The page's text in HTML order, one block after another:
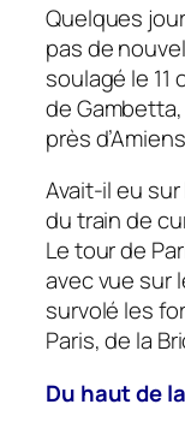
Quelques
pas de
soulagé le
de
près
Avait-il eu
du train de
Le tour de
avec vue sur
survolé les
Paris, de la
Du haut de